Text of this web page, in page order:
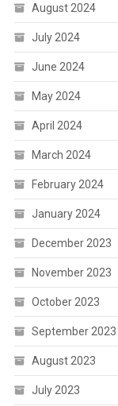
August 2024
July 2024
June 2024
May 2024
April 2024
March 2024
February 2024
January 2024
December 2023
November 2023
October 2023
September 2023
August 2023
July 2023